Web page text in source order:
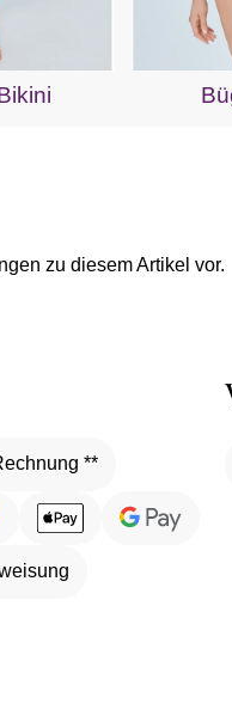
zu diesem Artikel vor.
**